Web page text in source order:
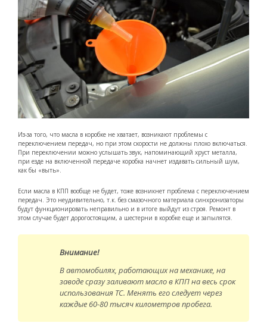
Из-за того, что масла в коробке не хватает, возникают проблемы с
переключением передач, но при этом скорости не должны плохо включаться.
При переключении можно услышать звук, напоминающий хруст металла,
при езде на включенной передаче коробка начнет издавать сильный шум,
как бы «выть».
Если масла в КПП вообще не будет, тоже возникнет проблема с переключением
передач. Это неудивительно, т.к. без смазочного материала синхронизаторы
будут функционировать неправильно и в итоге выйдут из строя. Ремонт в
этом случае будет дорогостоящим, а шестерни в коробке еще и запылятся.
Внимание!
В автомобилях, работающих на механике, на
заводе сразу заливают масло в КПП на весь срок
использования ТС. Менять его следует через
каждые 60-80 тысяч километров пробега.